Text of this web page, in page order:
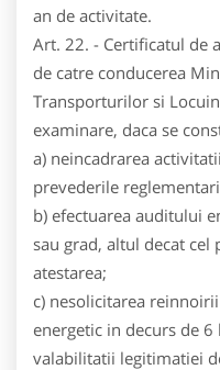
an de activitate.
Art. 22. - Certificatul de
de catre conducerea
Transporturilor si
examinare, daca se
a) neincadrarea
prevederile
b) efectuarea auditului
sau grad, altul decat cel
atestarea;
c) nesolicitarea
energetic in decurs de
valabilitatii legitimatiei